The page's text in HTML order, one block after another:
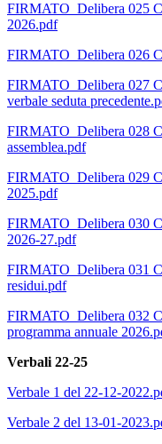
FIRMATO_Delibera 025
2026.pdf
FIRMATO_Delibera 026
FIRMATO_Delibera 027
verbale seduta
FIRMATO_Delibera 028
assemblea.pdf
FIRMATO_Delibera 029
2025.pdf
FIRMATO_Delibera 030
2026-27.pdf
FIRMATO_Delibera 031
residui.pdf
FIRMATO_Delibera 032
programma annuale
Verbali 22-25
Verbale 1 del 22-12-
Verbale 2 del 13-01-